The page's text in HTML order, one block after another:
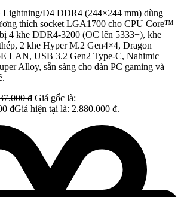
D4 DDR4 (244×244 mm) dùng
thích socket LGA1700 cho CPU Core™
4 khe DDR4-3200 (OC lên 5333+), khe
2 khe Hyper M.2 Gen4×4, Dragon
LAN, USB 3.2 Gen2 Type-C, Nahimic
Alloy, sẵn sàng cho dàn PC gaming và
₫ Giá gốc là:
₫Giá hiện tại là: 2.880.000 ₫.